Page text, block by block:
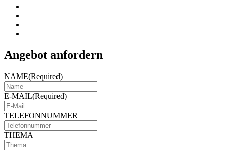
Angebot anfordern
NAME(Required)
E-MAIL(Required)
TELEFONNUMMER
THEMA